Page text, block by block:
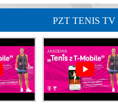
PZT TENIS TV